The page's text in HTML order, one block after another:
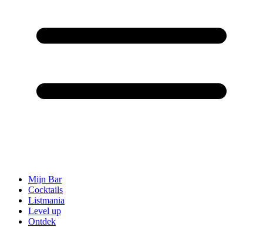
Mijn Bar
Cocktails
Listmania
Level up
Ontdek